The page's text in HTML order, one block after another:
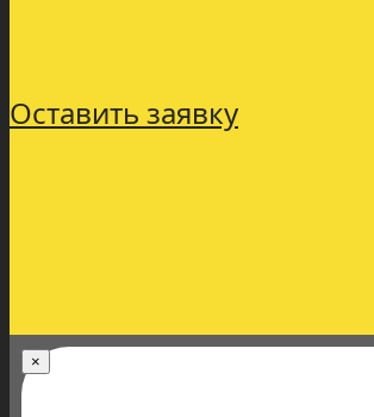
Оставить заявку
×